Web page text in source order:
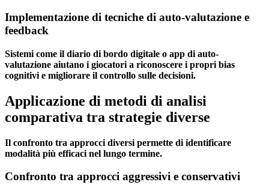
Implementazione di tecniche di auto-valutazione e
feedback
Sistemi come il diario di bordo digitale o app di auto-
valutazione aiutano i giocatori a riconoscere i propri bias
cognitivi e migliorare il controllo sulle decisioni.
Applicazione di metodi di analisi
comparativa tra strategie diverse
Il confronto tra approcci diversi permette di identificare
modalità più efficaci nel lungo termine.
Confronto tra approcci aggressivi e conservativi